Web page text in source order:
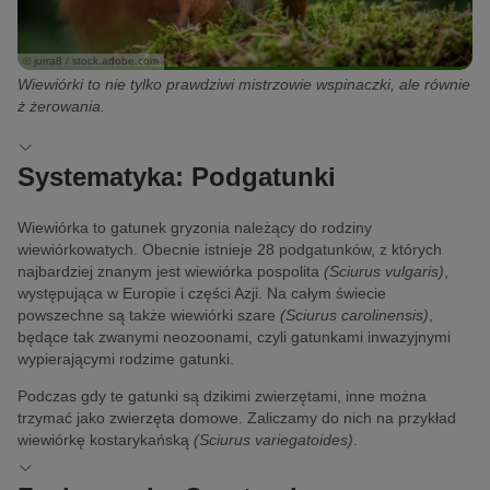
© jurra8 / stock.adobe.com
Wiewiórki to nie tylko prawdziwi mistrzowie wspinaczki, ale równie
ż żerowania.
Systematyka: Podgatunki
Wiewiórka to gatunek gryzonia należący do rodziny
wiewiórkowatych. Obecnie istnieje 28 podgatunków, z których
najbardziej znanym jest wiewiórka pospolita (Sciurus vulgaris)
występująca w Europie i części Azji. Na całym świecie
powszechne są także wiewiórki szare (Sciurus carolinensis)
będące tak zwanymi neozoonami, czyli gatunkami inwazyjnymi
wypierającymi rodzime gatunki.
Podczas gdy te gatunki są dzikimi zwierzętami, inne można
trzymać jako zwierzęta domowe. Zaliczamy do nich na przykład
wiewiórkę kostarykańską (Sciurus variegatoides)